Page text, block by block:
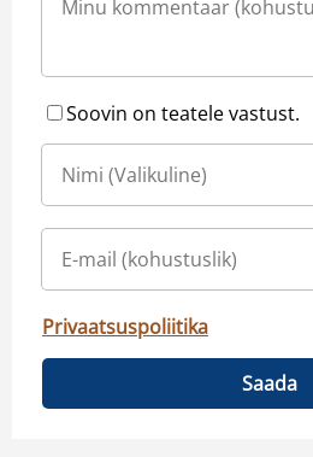
Soovin on teatele vastust.
Privaatsuspoliitika
Saada